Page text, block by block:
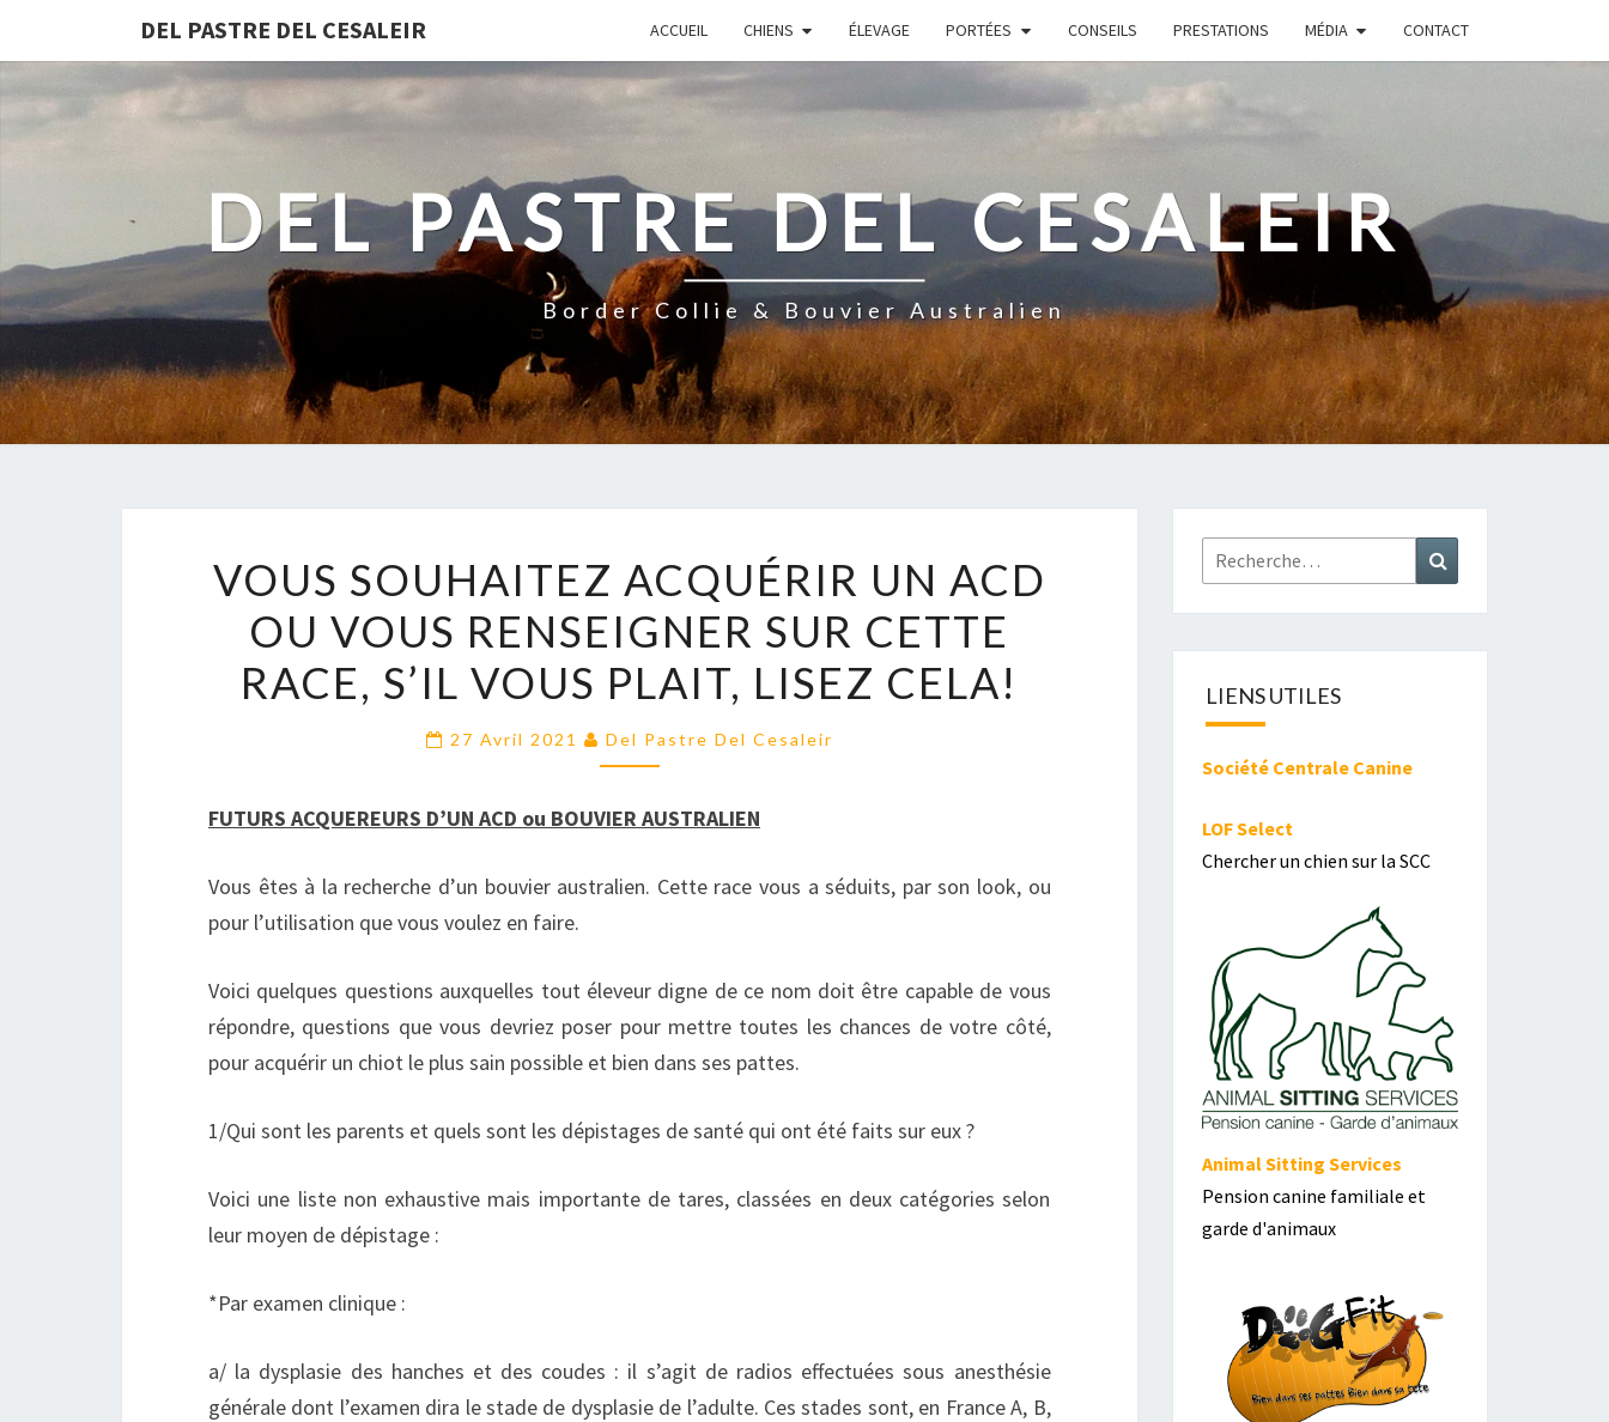
DEL PASTRE DEL CESALEIR ACCUEIL CHIENS ÉLEVAGE PORTÉES CONSEILS PRESTATIONS MÉDIA CONTACT
DEL PASTRE DEL CESALEIR
Border Collie & Bouvier Australien
SOUHAITEZ
ACQUÉRIR
UN
ACD
VOUS
SUR
VOUS
PLAIT,
LISEZ
VOUS SOUHAITEZ ACQUÉRIR UN ACD
OU VOUS RENSEIGNER SUR CETTE
RACE, S’IL VOUS PLAIT, LISEZ CELA!
27 Avril 2021 Del Pastre Del Cesaleir
FUTURS ACQUEREURS D’UN ACD ou BOUVIER AUSTRALIEN
Vous êtes à la recherche d’un bouvier australien. Cette race vous a séduits, par son look, ou
pour l’utilisation que vous voulez en faire.
Voici quelques questions auxquelles tout éleveur digne de ce nom doit être capable de vous
répondre, questions que vous devriez poser pour mettre toutes les chances de votre côté,
pour acquérir un chiot le plus sain possible et bien dans ses pattes.
1/Qui sont les parents et quels sont les dépistages de santé qui ont été faits sur eux ?
Voici une liste non exhaustive mais importante de tares, classées en deux catégories selon
leur moyen de dépistage :
*Par examen clinique :
a/ la dysplasie des hanches et des coudes : il s’agit de radios effectuées sous anesthésie
générale dont l’examen dira le stade de dysplasie de l’adulte. Ces stades sont, en France A, B,
Rechercher :
LIENS UTILES
Société Centrale Canine
LOF Select
Chercher un chien sur la SCC
Animal Sitting Services
Pension canine familiale et
garde d'animaux